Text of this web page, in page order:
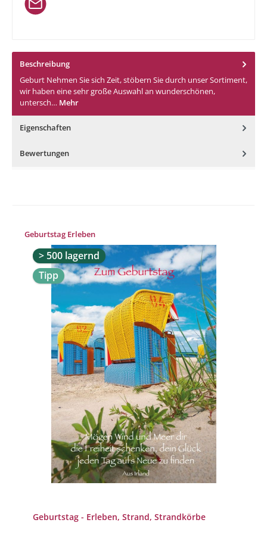
Beschreibung
Geburt Nehmen Sie sich Zeit, stöbern Sie durch unser Sortiment,
wir haben eine sehr große Auswahl an wunderschönen,
untersch… Mehr
Eigenschaften
Bewertungen
Produktgalerie überspringen
Geburtstag Erleben
> 500 lagernd
Tipp
Geburtstag - Erleben, Strand, Strandkörbe